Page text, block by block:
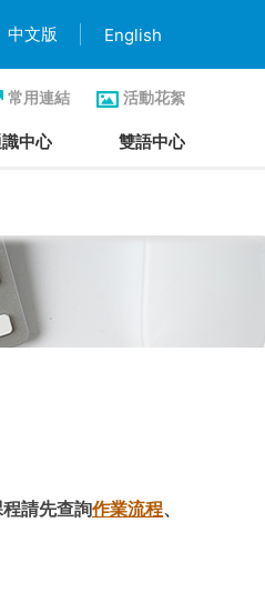
中文版 English
常用連結 活動花絮
中心 雙語中心
請先查詢作業流程、